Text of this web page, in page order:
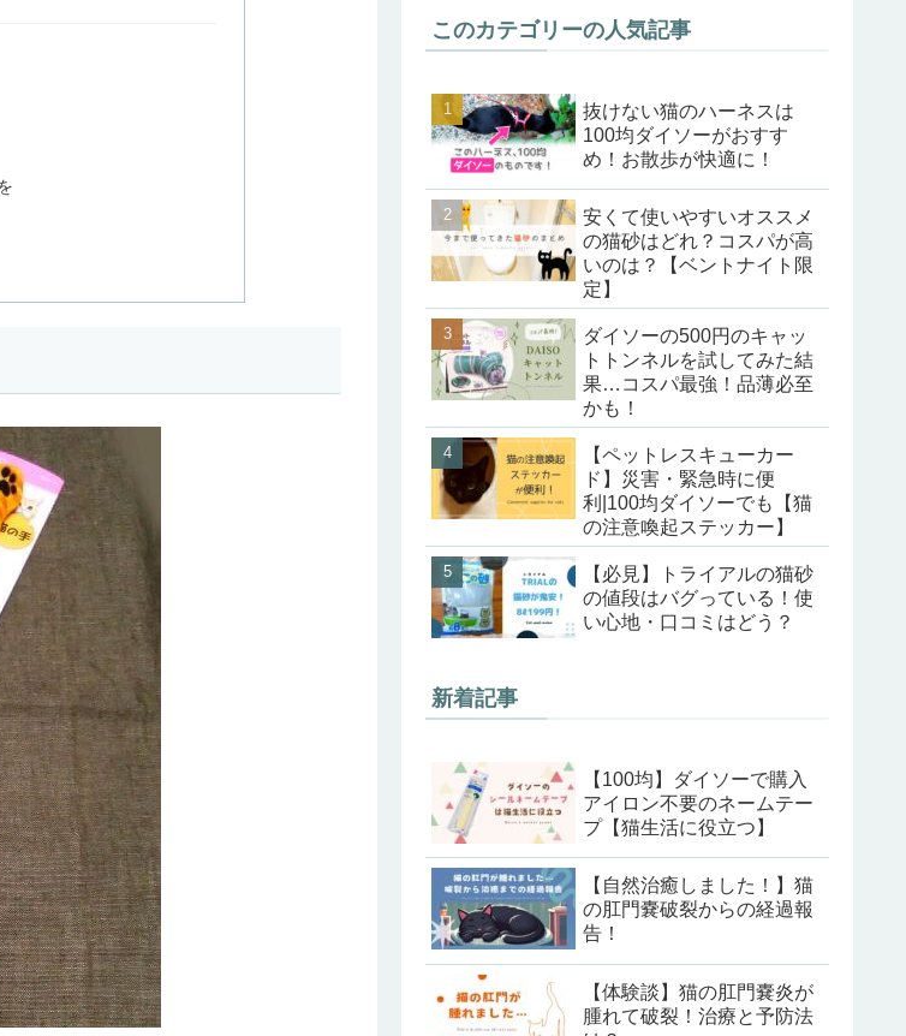
このカテゴリーの人気記事
抜けない猫のハーネスは
100均ダイソーがおすす
め！お散歩が快適に！
安くて使いやすいオススメ
の猫砂はどれ？コスパが高
いのは？【ベントナイト限
定】
ダイソーの500円のキャッ
トトンネルを試してみた結
果…コスパ最強！品薄必至
かも！
【ペットレスキューカー
ド】災害・緊急時に便
利|100均ダイソーでも【猫
の注意喚起ステッカー】
【必見】トライアルの猫砂
の値段はバグっている！使
い心地・口コミはどう？
新着記事
【100均】ダイソーで購入
アイロン不要のネームテー
プ【猫生活に役立つ】
【自然治癒しました！】猫
の肛門嚢破裂からの経過報
告！
【体験談】猫の肛門嚢炎が
腫れて破裂！治療と予防法